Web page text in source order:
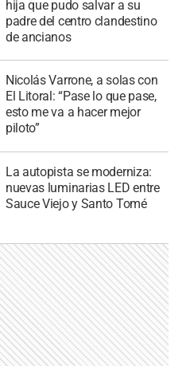
hija que pudo salvar a su
padre del centro clandestino
de ancianos
Nicolás Varrone, a solas con
El Litoral: “Pase lo que pase,
esto me va a hacer mejor
piloto”
La autopista se moderniza:
nuevas luminarias LED entre
Sauce Viejo y Santo Tomé